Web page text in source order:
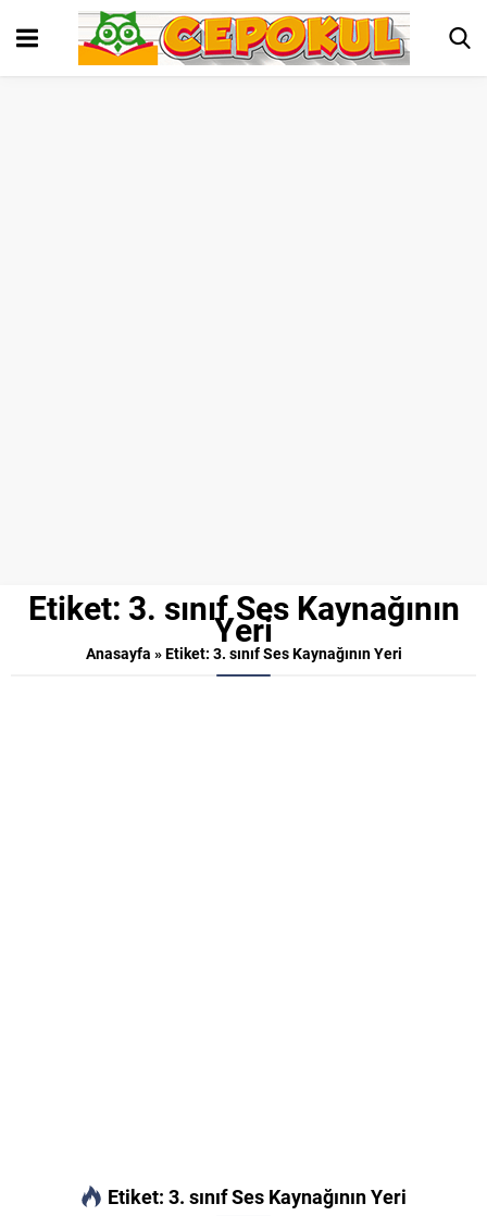
Etiket: 3. sınıf Ses Kaynağının
Yeri
Anasayfa »Etiket: 3. sınıf Ses Kaynağının Yeri
Etiket: 3. sınıf Ses Kaynağının Yeri